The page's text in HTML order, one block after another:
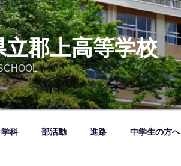
立郡上高等学校
学科 部活動 進路 中学生の方へ